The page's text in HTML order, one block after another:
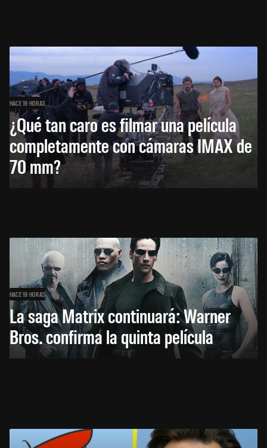
HACE 19 HORAS
¿Qué tan caro es filmar una película
completamente con cámaras IMAX de
70 mm?
HACE 19 HORAS
La saga Matrix continuará: Warner
Bros. confirma la quinta película